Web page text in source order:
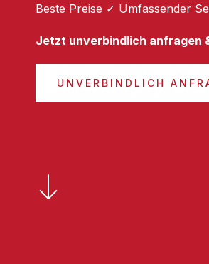
Beste Preise ✓ Umfassender
Jetzt unverbindlich anfragen
UNVERBINDLICH